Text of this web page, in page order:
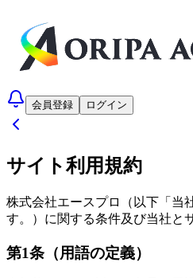
会員登録 ログイン
サイト利用規約
株式会社エースプロ（以下「当
す。）に関する条件及び当社と
第1条（用語の定義）